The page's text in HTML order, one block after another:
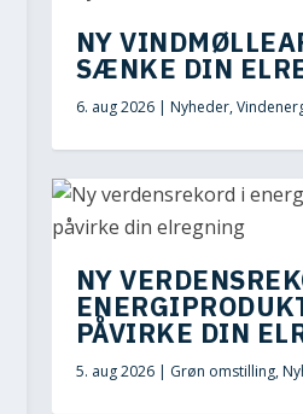
NY
SÆNKE DIN
6. aug 2026| Nyheder,
NY
PÅVIRKE DIN
5. aug 2026| Grøn omstilling,